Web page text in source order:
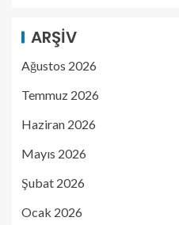
ARŞIV
Ağustos 2026
Temmuz 2026
Haziran 2026
Mayıs 2026
Şubat 2026
Ocak 2026